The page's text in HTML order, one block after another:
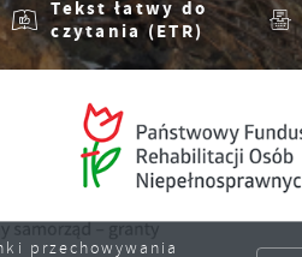
Tekst łatwy do
czytania (ETR)
przechowywania